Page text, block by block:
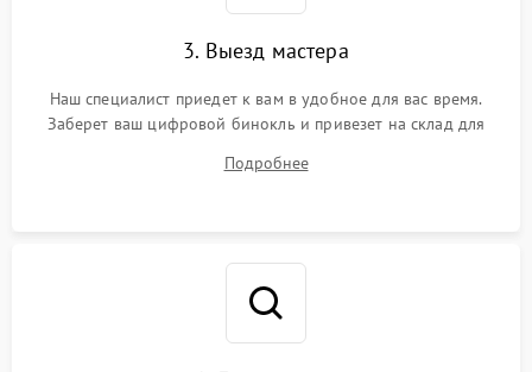
3. Выезд мастера
Наш специалист приедет к вам в удобное для вас время.
Заберет ваш цифровой бинокль и привезет на склад для
Подробнее